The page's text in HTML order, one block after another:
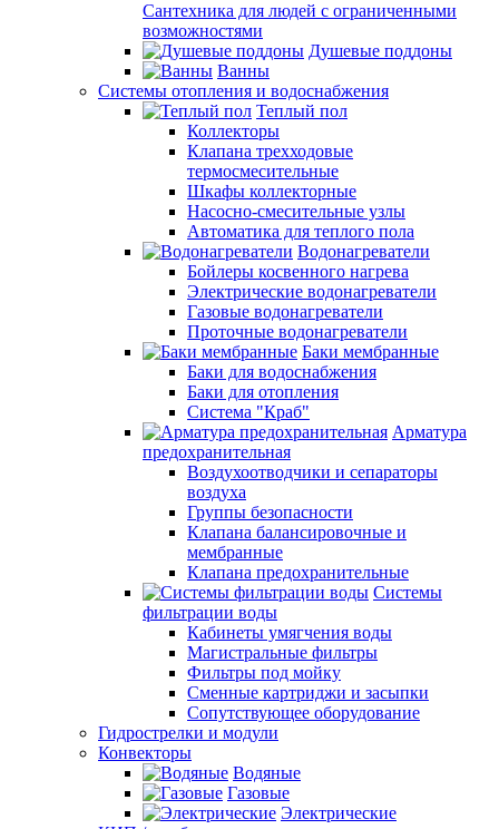
Сантехника для людей с ограниченными
возможностями
Душевые поддоны
Ванны
Системы отопления и водоснабжения
Теплый пол
Коллекторы
Клапана трехходовые
термосмесительные
Шкафы коллекторные
Насосно-смесительные узлы
Автоматика для теплого пола
Водонагреватели
Бойлеры косвенного нагрева
Электрические водонагреватели
Газовые водонагреватели
Проточные водонагреватели
Баки мембранные
Баки для водоснабжения
Баки для отопления
Система "Краб"
Арматура
предохранительная
Воздухоотводчики и сепараторы
воздуха
Группы безопасности
Клапана балансировочные и
мембранные
Клапана предохранительные
Системы
фильтрации воды
Кабинеты умягчения воды
Магистральные фильтры
Фильтры под мойку
Сменные картриджи и засыпки
Сопутствующее оборудование
Гидрострелки и модули
Конвекторы
Водяные
Газовые
Электрические